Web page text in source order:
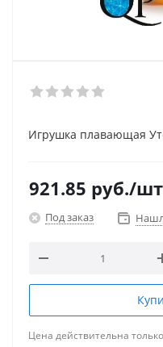
Игрушка плавающая
921.85 руб./шт
Под заказ
Цена действительна